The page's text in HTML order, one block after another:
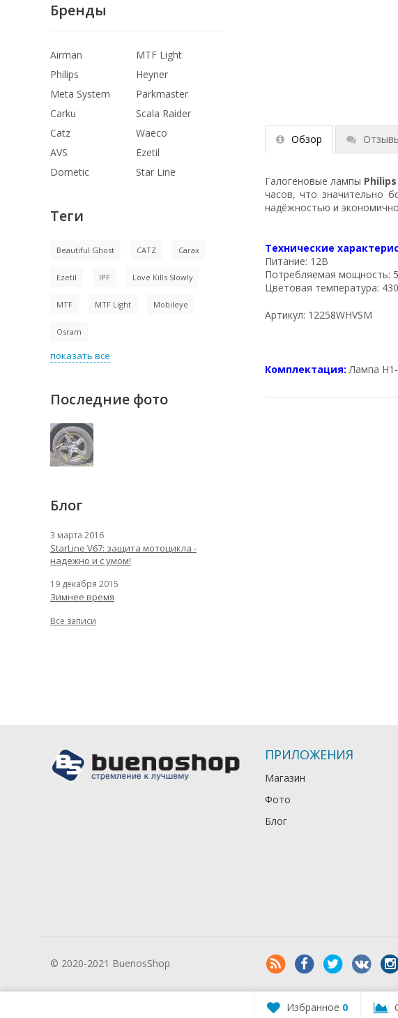
Обзор
Галогеновые лампы Philips
часов, что значительно
надёжностью и
Технические
Питание: 12В
Потребляемая мощность:
Цветовая температура:
Артикул: 12258WHVSM
Комплектация: Лампа
Бренды
Airman
MTF Light
Philips
Heyner
Meta System
Parkmaster
Carku
Scala Raider
Catz
Waeco
AVS
Ezetil
Dometic
Star Line
Теги
Beautiful Ghost CATZ Carax
Ezetil IPF Love Kills Slowly
MTF MTF Light Mobileye
Osram
показать все
Последние фото
Блог
3 марта 2016
StarLine V67: защита мотоцикла -
надежно и с умом!
19 декабря 2015
Зимнее время
Все записи
ПРИЛОЖЕНИЯ
Магазин
Фото
Блог
© 2020-2021 BuenosShop
Избранное 0